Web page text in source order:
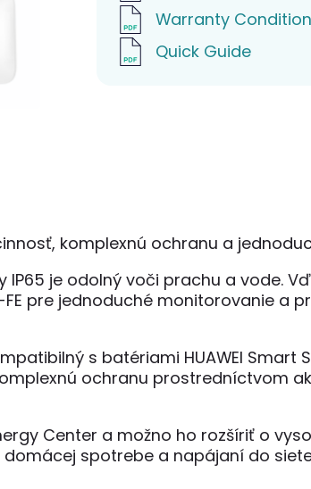
Warranty
Quick Guide
komplexnú ochranu a
je odolný voči prachu a vode.
pre jednoduché monitorovanie a
s batériami HUAWEI Smart
ochranu prostredníctvom
Center a možno ho rozšíriť o
spotrebe a napájaní do